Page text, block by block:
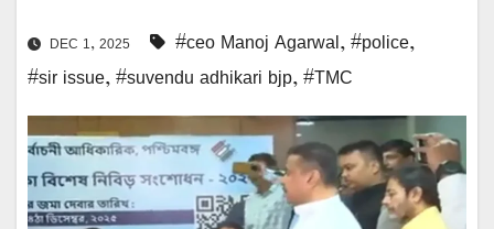
DEC 1, 2025 #ceo Manoj Agarwal, #police,
#sir issue, #suvendu adhikari bjp, #TMC